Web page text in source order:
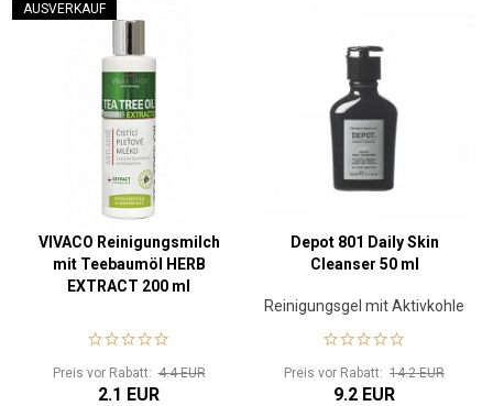
AUSVERKAUF
VIVACO Reinigungsmilch
mit Teebaumöl HERB
EXTRACT 200 ml
Preis vor Rabatt:4.4 EUR
2.1 EUR
Depot 801 Daily Skin
Cleanser 50 ml
Reinigungsgel mit Aktivkohle
Preis vor Rabatt: 14.2 EUR
9.2 EUR